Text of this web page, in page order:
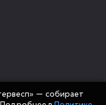
— собирает